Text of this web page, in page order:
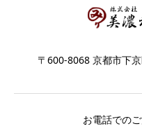
〒600-8068 京都市下
お電話での